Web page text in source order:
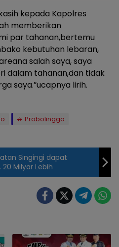
kepada Kapolres
memberikan
par tahanan,bertemu
kebutuhan lebaran,
salah saya, saya
dalam tahanan,dan tidak
saya.”ucapnya lirih.
Probolinggo
Singingi dapat
Milyar Lebih